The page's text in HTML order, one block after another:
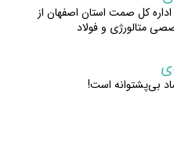
کل صمت استان اصفهان از
متالورژی و فولاد
بی‌پشتوانه است!